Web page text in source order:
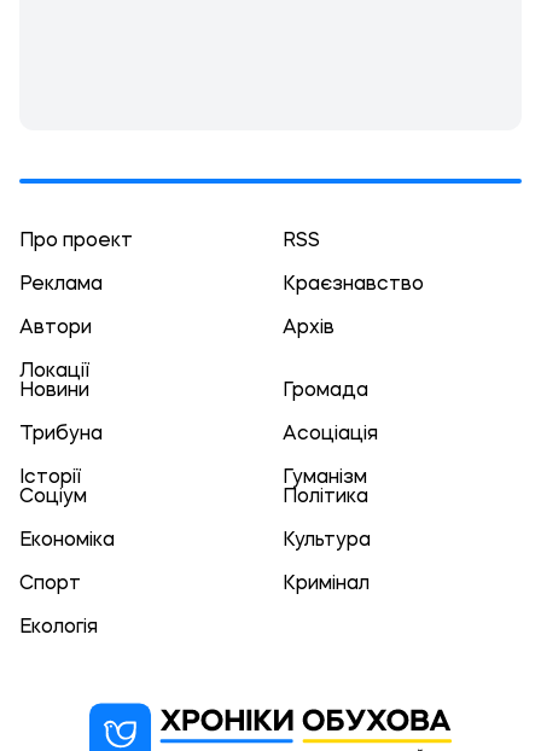
Про проект RSS
Реклама Краєзнавство
Автори Архів
Локації
Новини
Громада
Трибуна Асоціація
Історії
Гуманізм
Соціум
Політика
Економіка Культура
Спорт Кримінал
Екологія